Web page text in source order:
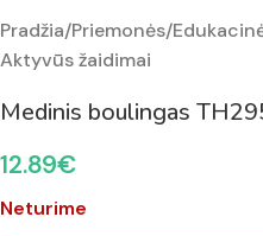
Pradžia/Priemonės/
Aktyvūs žaidimai
Medinis boulingas
12.89€
Neturime